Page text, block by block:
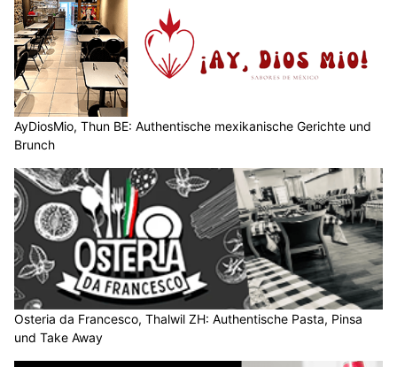
AyDiosMio, Thun BE: Authentische mexikanische Gerichte und
Brunch
Osteria da Francesco, Thalwil ZH: Authentische Pasta, Pinsa
und Take Away